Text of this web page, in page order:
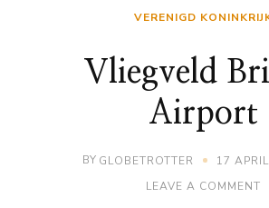
VERENIGD
Vliegveld
Airport
BY GLOBETROTTER
17
LEAVE A COMMENT